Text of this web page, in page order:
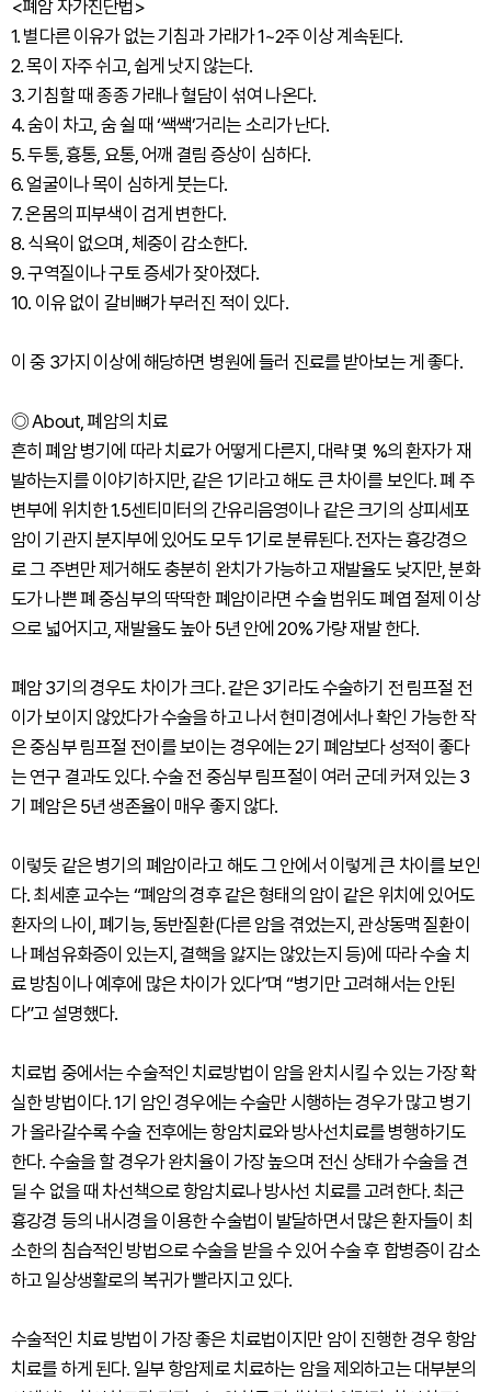
<폐암 자가진단법>
1. 별다른 이유가 없는 기침과 가래가 1~2주 이상 계속된다.
2. 목이 자주 쉬고, 쉽게 낫지 않는다.
3. 기침할 때 종종 가래나 혈담이 섞여 나온다.
4. 숨이 차고, 숨 쉴 때 ‘쌕쌕’거리는 소리가 난다.
5. 두통, 흉통, 요통, 어깨 결림 증상이 심하다.
6. 얼굴이나 목이 심하게 붓는다.
7. 온몸의 피부색이 검게 변한다.
8. 식욕이 없으며, 체중이 감소한다.
9. 구역질이나 구토 증세가 잦아졌다.
10. 이유 없이 갈비뼈가 부러진 적이 있다.
이 중 3가지 이상에 해당하면 병원에 들러 진료를 받아보는 게 좋다.
◎ About, 폐암의 치료
흔히 폐암 병기에 따라 치료가 어떻게 다른지, 대략 몇 %의 환자가 재
발하는지를 이야기하지만, 같은 1기라고 해도 큰 차이를 보인다. 폐 주
변부에 위치한 1.5센티미터의 간유리음영이나 같은 크기의 상피세포
암이 기관지 분지부에 있어도 모두 1기로 분류된다. 전자는 흉강경으
로 그 주변만 제거해도 충분히 완치가 가능하고 재발율도 낮지만, 분화
도가 나쁜 폐 중심부의 딱딱한 폐암이라면 수술 범위도 폐엽 절제 이상
으로 넓어지고, 재발율도 높아 5년 안에 20% 가량 재발 한다.
폐암 3기의 경우도 차이가 크다. 같은 3기라도 수술하기 전 림프절 전
이가 보이지 않았다가 수술을 하고 나서 현미경에서나 확인 가능한 작
은 중심부 림프절 전이를 보이는 경우에는 2기 폐암보다 성적이 좋다
는 연구 결과도 있다. 수술 전 중심부 림프절이 여러 군데 커져 있는 3
기 폐암은 5년 생존율이 매우 좋지 않다.
이렇듯 같은 병기의 폐암이라고 해도 그 안에서 이렇게 큰 차이를 보인
다. 최세훈 교수는 “폐암의 경후 같은 형태의 암이 같은 위치에 있어도
환자의 나이, 폐기능, 동반질환(다른 암을 겪었는지, 관상동맥 질환이
나 폐섬유화증이 있는지, 결핵을 앓지는 않았는지 등)에 따라 수술 치
료 방침이나 예후에 많은 차이가 있다”며 “병기만 고려해서는 안된
다”고 설명했다.
치료법 중에서는 수술적인 치료방법이 암을 완치시킬 수 있는 가장 확
실한 방법이다. 1기 암인 경우에는 수술만 시행하는 경우가 많고 병기
가 올라갈수록 수술 전후에는 항암치료와 방사선치료를 병행하기도
한다. 수술을 할 경우가 완치율이 가장 높으며 전신 상태가 수술을 견
딜 수 없을 때 차선책으로 항암치료나 방사선 치료를 고려한다. 최근
흉강경 등의 내시경을 이용한 수술법이 발달하면서 많은 환자들이 최
소한의 침습적인 방법으로 수술을 받을 수 있어 수술 후 합병증이 감소
하고 일상생활로의 복귀가 빨라지고 있다.
수술적인 치료 방법이 가장 좋은 치료법이지만 암이 진행한 경우 항암
치료를 하게 된다. 일부 항암제로 치료하는 암을 제외하고는 대부분의